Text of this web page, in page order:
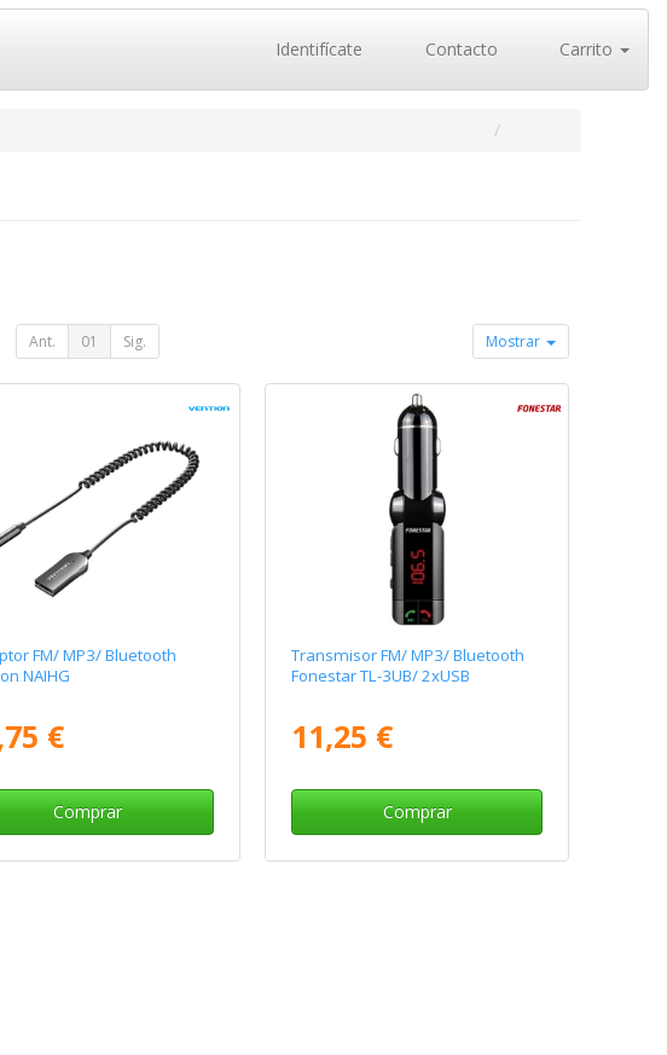
Identifícate Contacto Carrito
Ant. 01 Sig. Mostrar
FM/ MP3/ Bluetooth
NAIHG
€
Comprar
Transmisor FM/ MP3/ Bluetooth
Fonestar TL-3UB/ 2xUSB
11,25 €
Comprar